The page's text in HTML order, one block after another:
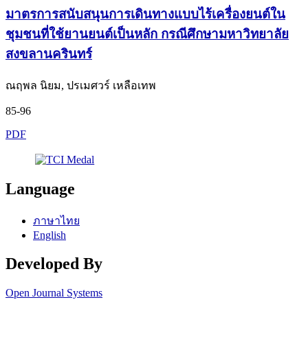
มาตรการสนับสนุนการเดินทางแบบไร้เครื่องยนต์ใน
ชุมชนที่ใช้ยานยนต์เป็นหลัก กรณีศึกษามหาวิทยาลัย
สงขลานครินทร์
ณฤพล นิยม, ปรเมศวร์ เหลือเทพ
85-96
PDF
Language
ภาษาไทย
English
Developed By
Open Journal Systems